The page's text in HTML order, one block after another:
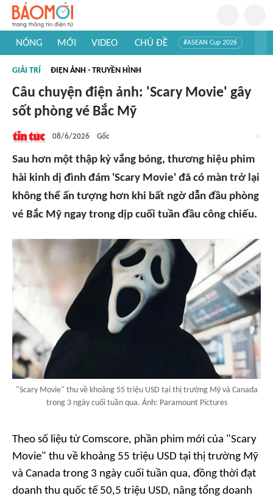
NÓNG MỚI VIDEO CHỦ ĐỀ #ASEAN Cup 2026
#Khám phá thế giới
GIẢI TRÍ ĐIỆN ẢNH - TRUYỀN HÌNH
Câu chuyện điện ảnh: 'Scary Movie' gây
sốt phòng vé Bắc Mỹ
08/6/2026 Gốc
Sau hơn một thập kỷ vắng bóng, thương hiệu phim
hài kinh dị đình đám 'Scary Movie' đã có màn trở lại
không thể ấn tượng hơn khi bất ngờ dẫn đầu phòng
vé Bắc Mỹ ngay trong dịp cuối tuần đầu công chiếu.
"Scary Movie" thu về khoảng 55 triệu USD tại thị trường Mỹ và Canada
trong 3 ngày cuối tuần qua. Ảnh: Paramount Pictures
Theo số liệu từ Comscore, phần phim mới của "Scary
Movie" thu về khoảng 55 triệu USD tại thị trường Mỹ
và Canada trong 3 ngày cuối tuần qua, đồng thời đạt
doanh thu quốc tế 50,5 triệu USD, nâng tổng doanh